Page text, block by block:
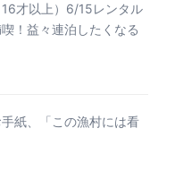
才以上）6/15レンタル
！益々連泊したくなる
紙、「この漁村には看